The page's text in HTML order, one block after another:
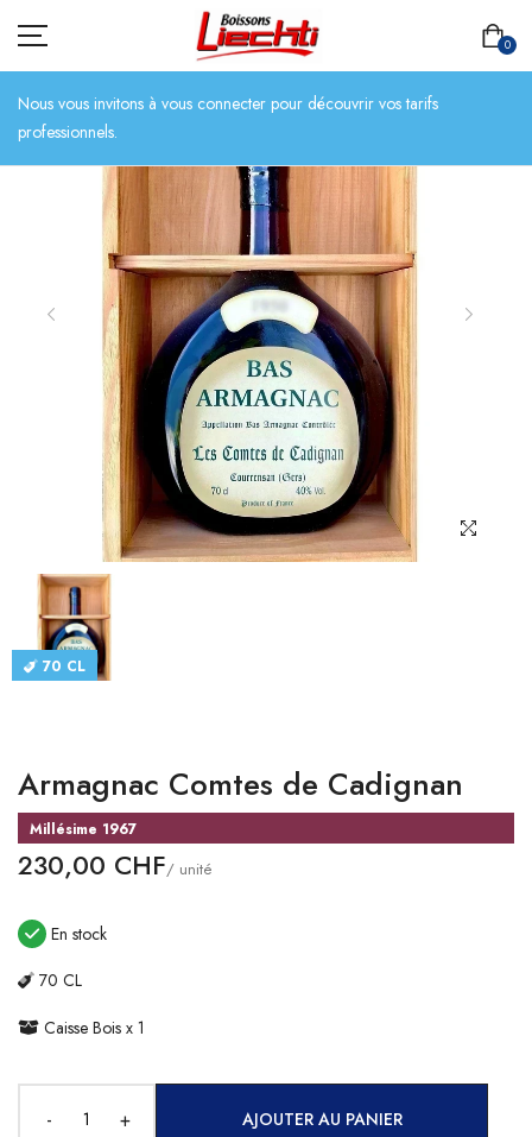
0
TOUT L’ASSORTIMENT
BIÈRES
BOISSONS SANS ALCOOL
CHAMPAGNES
SPIRITUEUX
CATALOGUES
CONTACT
Devise
Nous vous invitons à vous connecter pour découvrir vos tarifs
professionnels.
70 CL
Armagnac Comtes de Cadignan
Millésime 1967
230,00 CHF/ unité
En stock
70 CL
Caisse Bois x 1
- + AJOUTER AU PANIER